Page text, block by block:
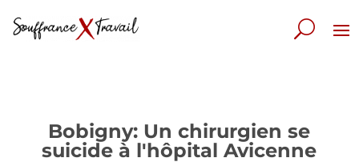
Bobigny: Un chirurgien se
suicide à l'hôpital Avicenne